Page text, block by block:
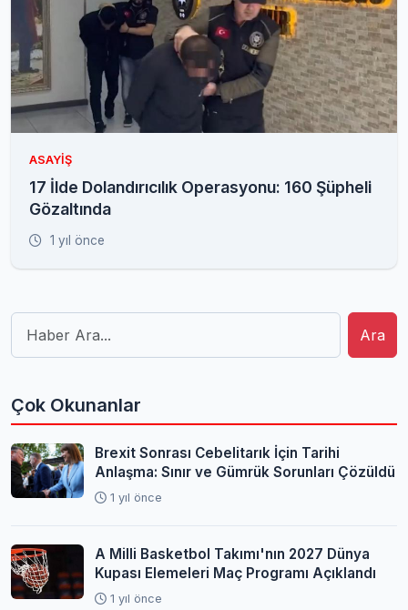
ASAYIŞ
17 İlde Dolandırıcılık Operasyonu: 160 Şüpheli
Gözaltında
1 yıl önce
Ara
Çok Okunanlar
Brexit Sonrası Cebelitarık İçin Tarihi
Anlaşma: Sınır ve Gümrük Sorunları Çözüldü
1 yıl önce
A Milli Basketbol Takımı'nın 2027 Dünya
Kupası Elemeleri Maç Programı Açıklandı
1 yıl önce